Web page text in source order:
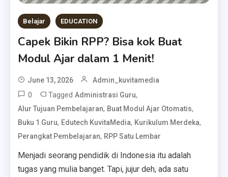
Belajar EDUCATION
Capek Bikin RPP? Bisa kok Buat
Modul Ajar dalam 1 Menit!
June 13, 2026 Admin_kuvitamedia
0 TaggedAdministrasi Guru,
Alur Tujuan Pembelajaran, Buat Modul Ajar Otomatis,
Buku 1 Guru, Edutech KuvitaMedia, Kurikulum Merdeka,
Perangkat Pembelajaran, RPP Satu Lembar
Menjadi seorang pendidik di Indonesia itu adalah
tugas yang mulia banget. Tapi, jujur deh, ada satu